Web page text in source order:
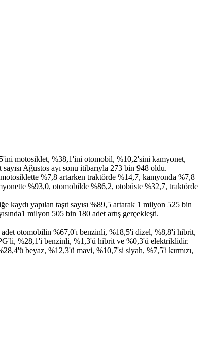
motosiklet, %38,1'ini otomobil, %10,2'sini kamyonet,
Ağustos ayı sonu itibarıyla 273 bin 948 oldu.
%7,8 artarken traktörde %14,7, kamyonda %7,8
%93,0, otomobilde %86,2, otobüste %32,7, traktörde
kaydı yapılan taşıt sayısı %89,5 artarak 1 milyon 525 bin
milyon 505 bin 180 adet artış gerçekleşti.
adet otomobilin %67,0'ı benzinli, %18,5'i dizel, %8,8'i hibrit,
%28,1'i benzinli, %1,3'ü hibrit ve %0,3'ü elektriklidir.
beyaz, %12,3'ü mavi, %10,7'si siyah, %7,5'i kırmızı,